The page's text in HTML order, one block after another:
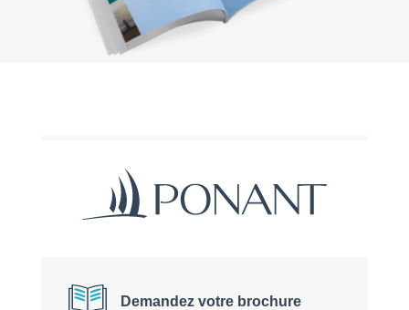
Demandez votre brochure